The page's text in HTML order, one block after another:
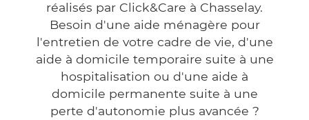
réalisés par Click&Care à Chasselay.
Besoin d'une aide ménagère pour
l'entretien de votre cadre de vie, d'une
aide à domicile temporaire suite à une
hospitalisation ou d'une aide à
domicile permanente suite à une
perte d'autonomie plus avancée ?